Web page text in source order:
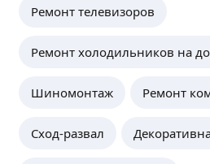
Ремонт телевизоров
Ремонт холодильников на
Шиномонтаж Ремонт
Сход-развал